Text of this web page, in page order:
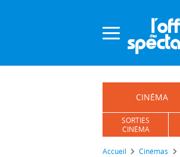
CINÉMA
SORTIES
CINÉMA
Accueil Cinémas